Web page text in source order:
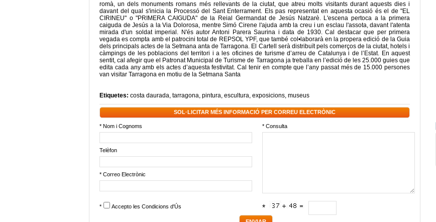
romà, un dels monuments romans més rellevants de la ciutat, que atreu molts visitants durant aquests dies i
davant del qual s'inicia la Processó del Sant Enterrament. Els pas representat en aquesta ocasió és el de "EL
CIRINEU" o "PRIMERA CAIGUDA" de la Reial Germandat de Jesús Natzarè. L'escena pertoca a la primera
caiguda de Jesús a la Via Dolorosa, mentre Simó Cirene l'ajuda amb la creu i un esclau l'assota, davant l'atenta
mirada d'un soldat imperial. N'és autor Antoni Parera Saurina i data de 1930. Cal destacar que per primera
vegada es compta amb el patrocini total de REPSOL YPF, que també col•laborarà en la propera edició de la Guia
dels principals actes de la Setmana anta de Tarragona. El Cartell serà distribuït pels comerços de la ciutat, hotels i
càmpings de les poblacions del territori i a les oficines de turisme d’arreu de Catalunya i de l’Estat. En aquest
sentit, cal afegir que el Patronat Municipal de Turisme de Tarragona ja treballa en l’edició de les 25.000 guies que
edita cada any amb els actes d’aquesta festivitat. Cal tenir en compte que l’any passat més de 15.000 persones
van visitar Tarragona en motiu de la Setmana Santa
Etiquetes: costa daurada, tarragona, pintura, escultura, exposicions, museus
SOL·LICITAR MÉS INFORMACIÓ PER CORREU ELECTRÒNIC
* Nom i Cognoms * Consulta
Telèfon
* Correo Electrònic
* Accepto les Condicions d'Ús *